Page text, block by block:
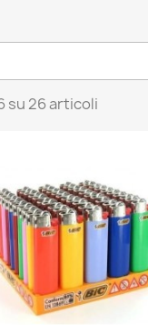
su 26 articoli